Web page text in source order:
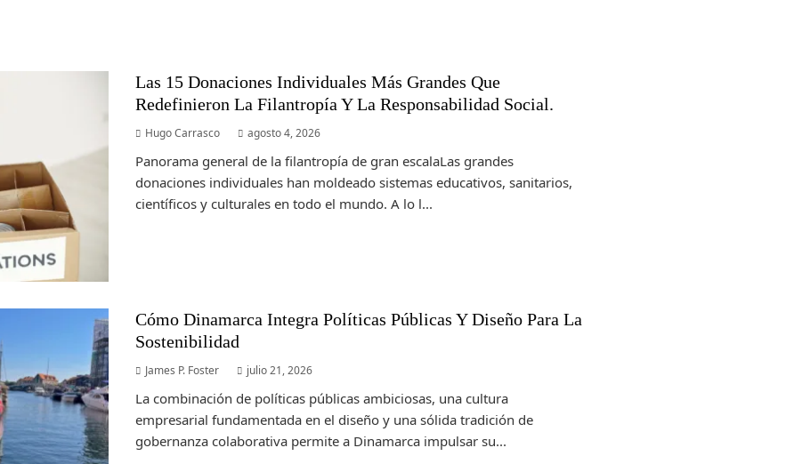
Las 15 Donaciones Individuales Más Grandes Que
Redefinieron La Filantropía Y La Responsabilidad Social.
Hugo Carrasco agosto 4, 2026
Panorama general de la filantropía de gran escalaLas grandes
donaciones individuales han moldeado sistemas educativos, sanitarios,
científicos y culturales en todo el mundo. A lo l...
Cómo Dinamarca Integra Políticas Públicas Y Diseño Para La
Sostenibilidad
James P. Foster julio 21, 2026
La combinación de políticas públicas ambiciosas, una cultura
empresarial fundamentada en el diseño y una sólida tradición de
gobernanza colaborativa permite a Dinamarca impulsar su...